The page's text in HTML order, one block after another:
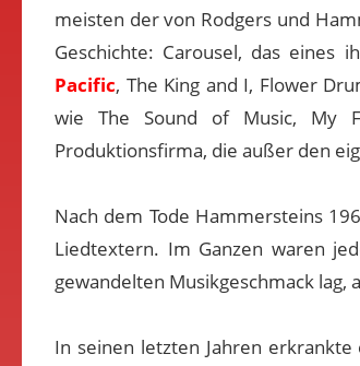
meisten der von Rodgers und
Geschichte: Carousel, das
Pacific, The King and I, Flower
wie The Sound of Music, My
Produktionsfirma, die außer den
Nach dem Tode Hammersteins
Liedtextern. Im Ganzen waren
gewandelten Musikgeschmack
In seinen letzten Jahren